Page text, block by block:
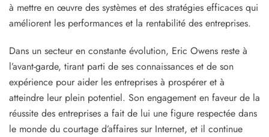
à mettre en œuvre des systèmes et des stratégies efficaces qui
améliorent les performances et la rentabilité des entreprises.
Dans un secteur en constante évolution, Eric Owens reste à
l’avant-garde, tirant parti de ses connaissances et de son
expérience pour aider les entreprises à prospérer et à
atteindre leur plein potentiel. Son engagement en faveur de la
réussite des entreprises a fait de lui une figure respectée dans
le monde du courtage d’affaires sur Internet, et il continue